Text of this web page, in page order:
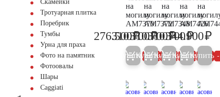
Скамейки
Тротуарная плитка
Поребрик
Тумбы
Урна для праха
Фото на памятник
Фотоовалы
Шары
Сaggiati
на
могилу
AM7370
291.000
276.500₽
Купить 5%
на
могилу
AM7372
327.000
310.700₽
Купить 5%
на
могилу
AM7348
327.000
310.700₽
Купить 5%
на
могилу
AM7426
327.000
310.700₽
Купить 5%
на
344.900₽
Купить